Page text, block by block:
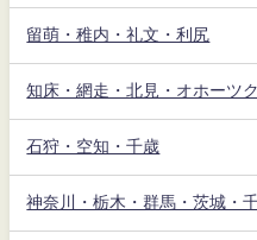
留萌・稚内・礼文・利尻
知床・網走・北見・オホーツク
石狩・空知・千歳
神奈川・栃木・群馬・茨城・